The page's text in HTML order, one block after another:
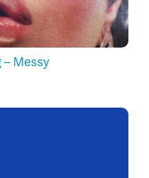
– Messy